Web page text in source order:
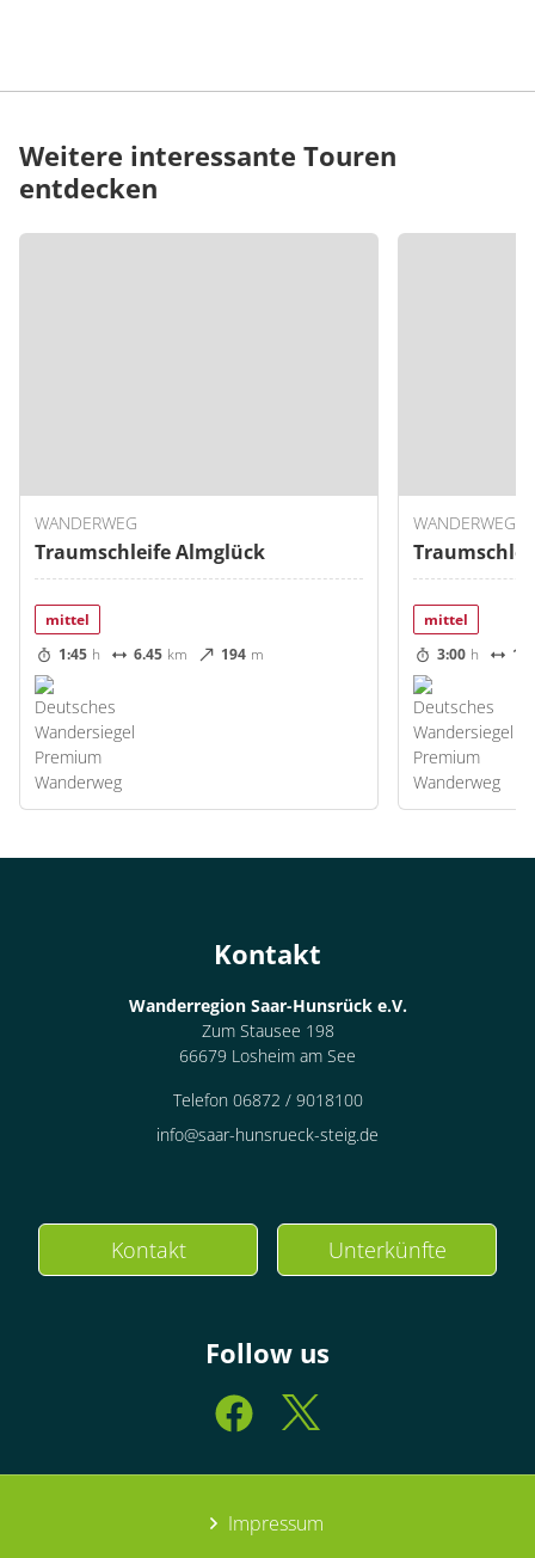
Weitere interessante Touren
entdecken
WANDERWEG
Traumschleife Almglück
mittel
1:45 h 6.45 km 194 m
WANDERWEG
mittel
3:00 h
Kontakt
Wanderregion Saar-Hunsrück e.V.
Zum Stausee 198
66679 Losheim am See
Telefon 06872 / 9018100
info@saar-hunsrueck-steig.de
Kontakt Unterkünfte
Follow us
Impressum